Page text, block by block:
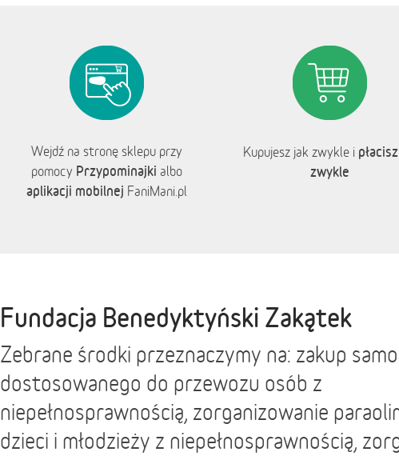
Wejdź na stronę sklepu przy
pomocy Przypominajki albo
aplikacji mobilnej FaniMani.pl
Kupujesz jak zwykle i
zwykle
Fundacja Benedyktyński Zakątek
Zebrane środki przeznaczymy na: zakup
dostosowanego do przewozu osób z
niepełnosprawnością, zorganizowanie
dzieci i młodzieży z niepełnosprawnością,